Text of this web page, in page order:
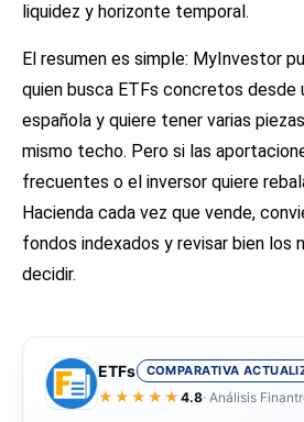
liquidez y horizonte temporal.
El resumen es simple: MyInvestor
quien busca ETFs concretos desde
española y quiere tener varias
mismo techo. Pero si las
frecuentes o el inversor quiere
Hacienda cada vez que vende,
fondos indexados y revisar bien los
decidir.
ETFs COMPARATIVA
★★★★★ 4.8· Análisis